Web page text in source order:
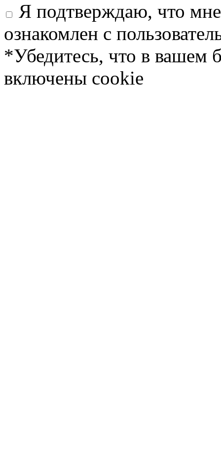
Я подтверждаю, что
ознакомлен с
*Убедитесь, что в вашем
включены cookie